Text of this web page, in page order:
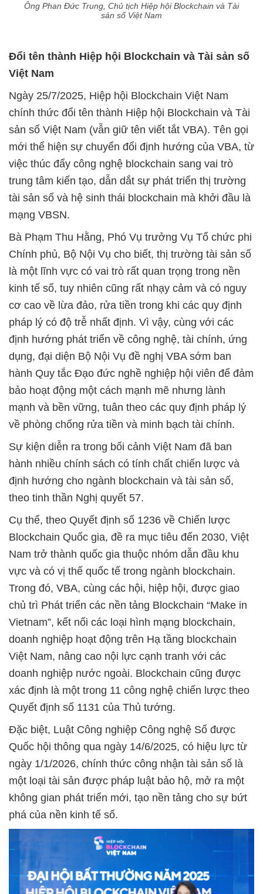
Ông Phan Đức Trung, Chủ tịch Hiệp hội Blockchain và Tài
sản số Việt Nam
Đổi tên thành Hiệp hội Blockchain và Tài sản số
Việt Nam
Ngày 25/7/2025, Hiệp hội Blockchain Việt Nam
chính thức đổi tên thành Hiệp hội Blockchain và Tài
sản số Việt Nam (vẫn giữ tên viết tắt VBA). Tên gọi
mới thể hiện sự chuyển đổi định hướng của VBA, từ
việc thúc đẩy công nghệ blockchain sang vai trò
trung tâm kiến tạo, dẫn dắt sự phát triển thị trường
tài sản số và hệ sinh thái blockchain mà khởi đầu là
mạng VBSN.
Bà Phạm Thu Hằng, Phó Vụ trưởng Vụ Tổ chức phi
Chính phủ, Bộ Nội Vụ cho biết, thị trường tài sản số
là một lĩnh vực có vai trò rất quan trọng trong nền
kinh tế số, tuy nhiên cũng rất nhạy cảm và có nguy
cơ cao về lừa đảo, rửa tiền trong khi các quy định
pháp lý có độ trễ nhất định. Vì vậy, cùng với các
định hướng phát triển về công nghệ, tài chính, ứng
dụng, đại diện Bộ Nội Vụ đề nghị VBA sớm ban
hành Quy tắc Đạo đức nghề nghiệp hội viên để đảm
bảo hoạt động một cách mạnh mẽ nhưng lành
mạnh và bền vững, tuân theo các quy định pháp lý
về phòng chống rửa tiền và minh bạch tài chính.
Sự kiện diễn ra trong bối cảnh Việt Nam đã ban
hành nhiều chính sách có tính chất chiến lược và
định hướng cho ngành blockchain và tài sản số,
theo tinh thần Nghị quyết 57.
Cụ thể, theo Quyết định số 1236 về Chiến lược
Blockchain Quốc gia, đề ra mục tiêu đến 2030, Việt
Nam trở thành quốc gia thuộc nhóm dẫn đầu khu
vực và có vị thế quốc tế trong ngành blockchain.
Trong đó, VBA, cùng các hội, hiệp hội, được giao
chủ trì Phát triển các nền tảng Blockchain “Make in
Vietnam”, kết nối các loại hình mạng blockchain,
doanh nghiệp hoạt động trên Hạ tầng blockchain
Việt Nam, nâng cao nội lực cạnh tranh với các
doanh nghiệp nước ngoài. Blockchain cũng được
xác định là một trong 11 công nghệ chiến lược theo
Quyết định số 1131 của Thủ tướng.
Đặc biệt, Luật Công nghiệp Công nghệ Số được
Quốc hội thông qua ngày 14/6/2025, có hiệu lực từ
ngày 1/1/2026, chính thức công nhận tài sản số là
một loại tài sản được pháp luật bảo hộ, mở ra một
không gian phát triển mới, tạo nền tảng cho sự bứt
phá của nền kinh tế số.